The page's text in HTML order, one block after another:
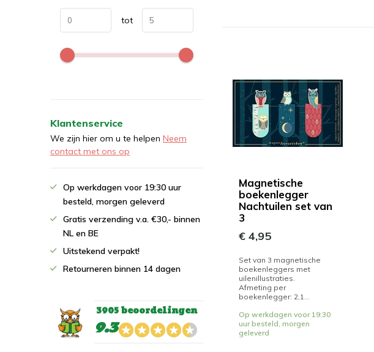
Magnetische
boekenlegger
Nachtuilen set van
3
€ 4,95
Set van 3 magnetische
boekenleggers met
uilenillustraties.
Afmeting per
boekenlegger: 2,1...
Op werkdagen voor 19:30
uur besteld, morgen
geleverd
tot
Klantenservice
We zijn hier om u te helpen Neem
contact met ons op
Op werkdagen voor 19:30 uur
besteld, morgen geleverd
Gratis verzending v.a. €30,- binnen
NL en BE
Uitstekend verpakt!
Retourneren binnen 14 dagen
9.3
3905 beoordelingen